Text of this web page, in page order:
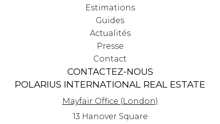
Estimations
Guides
Actualités
Presse
Contact
CONTACTEZ-NOUS
POLARIUS INTERNATIONAL REAL ESTATE
Mayfair Office (London)
13 Hanover Square